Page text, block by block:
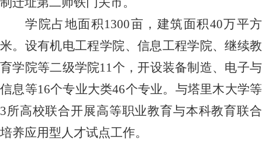
学院占地面积1300亩，建筑面积40万平方
米。设有机电工程学院、信息工程学院、继续教
育学院等二级学院11个，开设装备制造、电子与
信息等16个专业大类46个专业。与塔里木大学等
3所高校联合开展高等职业教育与本科教育联合
培养应用型人才试点工作。